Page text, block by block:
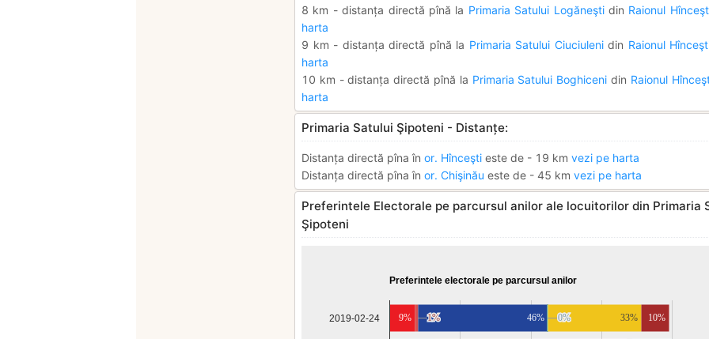
8 km - distanța directă pînă la Primaria Satului Logăneştidin Raionul
harta
9 km - distanța directă pînă la Primaria Satului Ciuciulenidin Raionul
harta
10 km - distanța directă pînă la Primaria Satului Boghiceni din Raionul
harta
Primaria Satului Şipoteni - Distanțe:
Distanța directă pîna în or. Hînceşti este de - 19 km vezi pe harta
Distanța directă pîna în or. Chişinău este de - 45 km vezi pe harta
Preferintele Electorale pe parcursul anilor ale locuitorilor din Primaria
Şipoteni
Preferintele electorale pe parcursul anilor
2019-02-24 9% 1%
1% 46% 0%
0%
0%
0% 33% 10%